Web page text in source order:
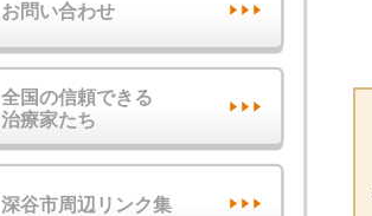
お問い合わせ
全国の信頼できる
治療家たち
深谷市周辺リンク集